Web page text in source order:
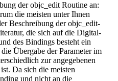
der objc_edit Routine an:
die meisten unter Ihnen
Beschreibung der objc_edit-
die sich auf die Digital-
des Bindings besteht ein
Übergabe der Parameter im
zur angegebenen
Da sich die meisten
und nicht an die